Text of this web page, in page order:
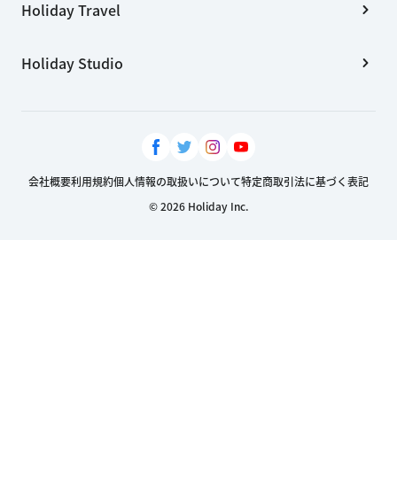
Holiday Travel
Holiday Studio
会社概要利用規約個人情報の取扱いについて特定商取引法に基づく表記
© 2026 Holiday Inc.